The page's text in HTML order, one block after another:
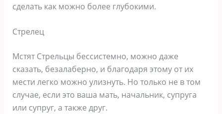
сделать как можно более глубокими.
Стрелец
Мстят Стрельцы бессистемно, можно даже
сказать, безалаберно, и благодаря этому от их
мести легко можно улизнуть. Но только не в том
случае, если это ваша мать, начальник, супруга
или супруг, а также друг.